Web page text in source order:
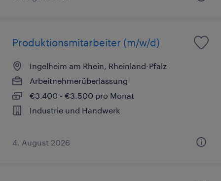
Produktionsmitarbeiter (m/w/d)
Ingelheim am Rhein, Rheinland-Pfalz
Arbeitnehmerüberlassung
€3.400 - €3.500 pro Monat
Industrie und Handwerk
4. August 2026